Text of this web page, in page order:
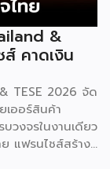
&
คาดเงิน
TESE 2026 จัด
ออร์สินค้า
วงจรในงานเดียว
แฟรนไชส์สร้าง